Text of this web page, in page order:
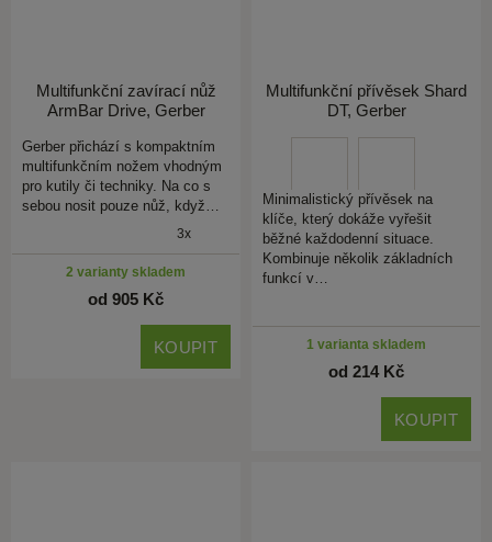
Multifunkční zavírací nůž
ArmBar Drive, Gerber
Gerber přichází s kompaktním
multifunkčním nožem vhodným
pro kutily či techniky. Na co s
sebou nosit pouze nůž, když…
3x
2 varianty skladem
od 905 Kč
KOUPIT
Multifunkční přívěsek Shard
DT, Gerber
Minimalistický přívěsek na
klíče, který dokáže vyřešit
běžné každodenní situace.
Kombinuje několik základních
funkcí v…
1 varianta skladem
od 214 Kč
KOUPIT